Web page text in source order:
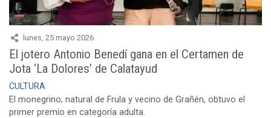
lunes, 25 mayo 2026
El jotero Antonio Benedí gana en el Certamen de
Jota ‘La Dolores’ de Calatayud
CULTURA
El monegrino, natural de Frula y vecino de Grañén, obtuvo el
primer premio en categoría adulta.